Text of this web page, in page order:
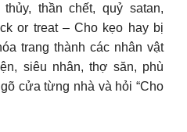
thần chết, quỷ satan,
or treat – Cho kẹo hay bị
trang thành các nhân vật
siêu nhân, thợ săn, phù
cửa từng nhà và hỏi “Cho